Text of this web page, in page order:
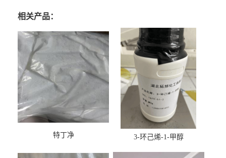
相关产品：
特丁净 3-环己烯-1-甲醇